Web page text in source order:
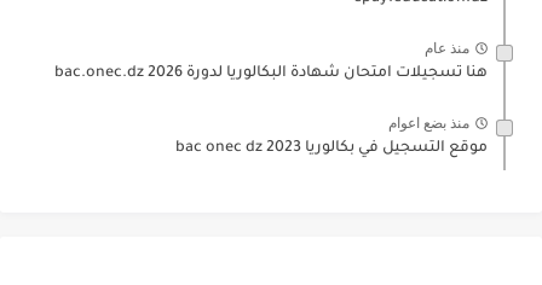
منذ عام
هنا تسجيلات امتحان شهادة البكالوريا لدورة 2026 bac.onec.dz
منذ بضع اعوام
موقع التسجيل في بكالوريا 2023 bac onec dz